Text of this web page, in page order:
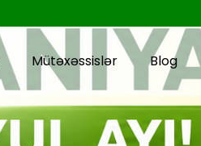
Mütəxəssislər Blog